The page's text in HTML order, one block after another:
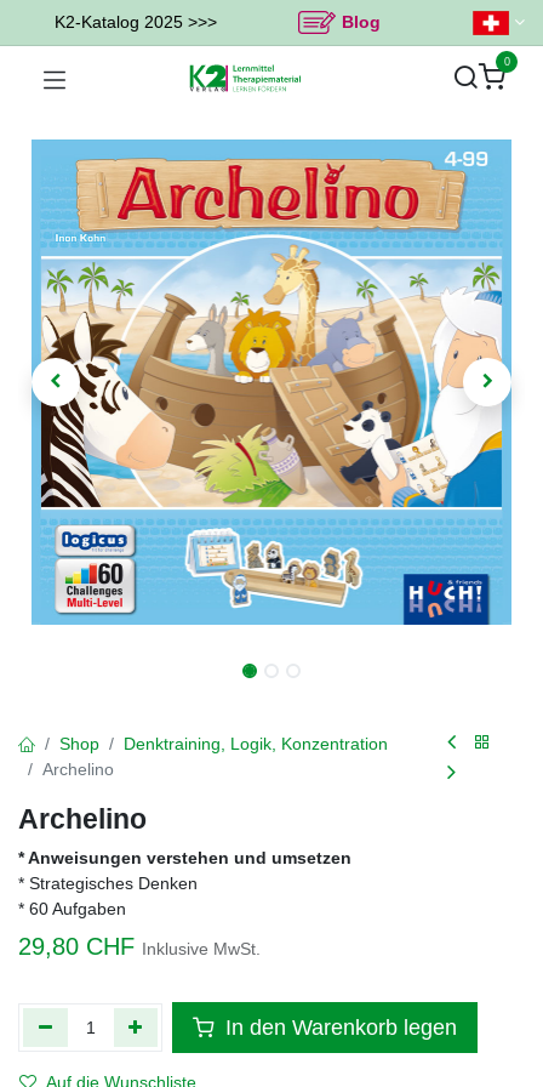
K2-Katalog 2025 >>> Blog
0
Shop
Denktraining, Logik, Konzentration
Archelino
Archelino
* Anweisungen verstehen und umsetzen
* Strategisches Denken
* 60 Aufgaben
29,80 CHF Inklusive MwSt.
In den Warenkorb legen
Auf die Wunschliste